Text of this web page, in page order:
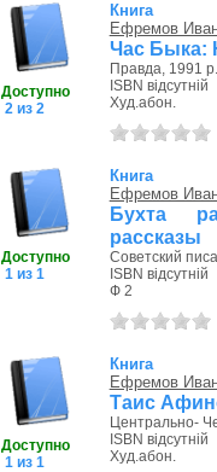
Доступно
2 из 2
Книга
Ефремов
Час Быка:
Правда, 1991 р.
ISBN відсутній
Худ.абон.
Доступно
1 из 1
Книга
Ефремов
Бухта
рассказы
Советский
ISBN відсутній
Ф 2
Доступно
1 из 1
Книга
Ефремов
Таис
Центрально-
ISBN відсутній
Худ.абон.